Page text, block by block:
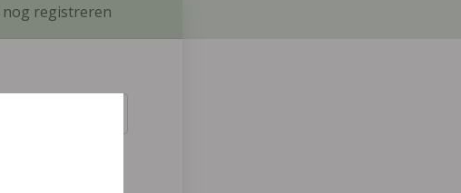
nog registreren